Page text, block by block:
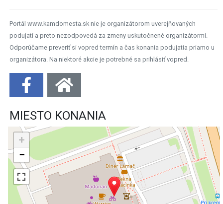
Portál www.kamdomesta.sk nie je organizátorom uverejňovaných
podujatí a preto nezodpovedá za zmeny uskutočnené organizátormi.
Odporúčame preveriť si vopred termín a čas konania podujatia priamo u
organizátora. Na niektoré akcie je potrebné sa prihlásiť vopred.
MIESTO KONANIA
+
−